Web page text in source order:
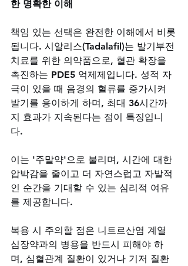
한 명확한 이해
책임 있는 선택은 완전한 이해에서 비롯
됩니다. 시알리스(Tadalafil)는 발기부전
치료를 위한 의약품으로, 혈관 확장을
촉진하는 PDE5 억제제입니다. 성적 자
극이 있을 때 음경의 혈류를 증가시켜
발기를 용이하게 하며, 최대 36시간까
지 효과가 지속된다는 점이 특징입니
다.
이는 '주말약'으로 불리며, 시간에 대한
압박감을 줄이고 더 자연스럽고 자발적
인 순간을 기대할 수 있는 심리적 여유
를 제공합니다.
복용 시 주의할 점은 니트르산염 계열
심장약과의 병용을 반드시 피해야 하
며, 심혈관계 질환이 있거나 기저 질환